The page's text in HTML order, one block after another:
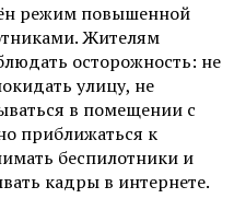
режим повышенной
Жителям
осторожность: не
улицу, не
в помещении с
приближаться к
беспилотники и
кадры в интернете.